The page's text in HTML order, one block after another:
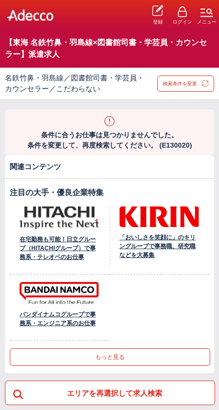
登録 ログイン メニュー
【東海 名鉄竹鼻・羽島線×図書館司書・学芸員・カウンセ
ラー】派遣求人
名鉄竹鼻・羽島線／図書館司書・学芸員・
カウンセラー／こだわらない
検索条件を変更
条件に合うお仕事は見つかりませんでした。
条件を変更して、再度検索してください。 (E130020)
関連コンテンツ
注目の大手・優良企業特集
在宅勤務も可能！日立グルー
プ（HITACHIグループ）で事
務系・テレオペのお仕事
「おいしさを笑顔に」のキリ
ングループで事務職、研究職
などを大募集
バンダイナムコグループで事
務系・エンジニア系のお仕事
もっと見る
エリアを再選択して求人検索